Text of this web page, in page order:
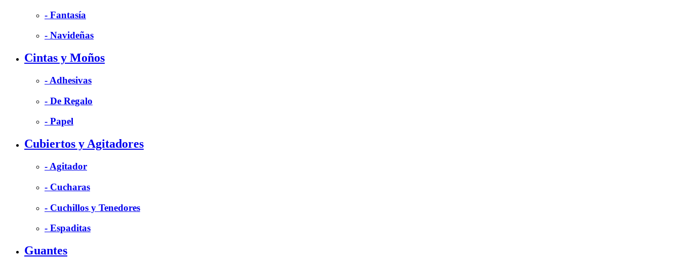
- Fantasía
- Navideñas
Cintas y Moños
- Adhesivas
- De Regalo
- Papel
Cubiertos y Agitadores
- Agitador
- Cucharas
- Cuchillos y Tenedores
- Espaditas
Guantes